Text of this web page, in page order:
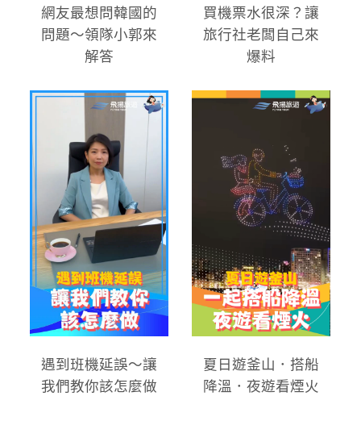
網友最想問韓國的
問題～領隊小郭來
解答
買機票水很深？讓
旅行社老闆自己來
爆料
遇到班機延誤～讓
我們教你該怎麼做
夏日遊釜山．搭船
降溫．夜遊看煙火